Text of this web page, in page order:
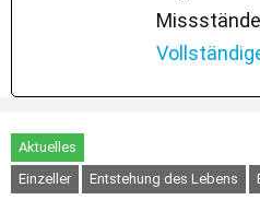
Missstände
Aktuelles
Einzeller
Entstehung des Lebens